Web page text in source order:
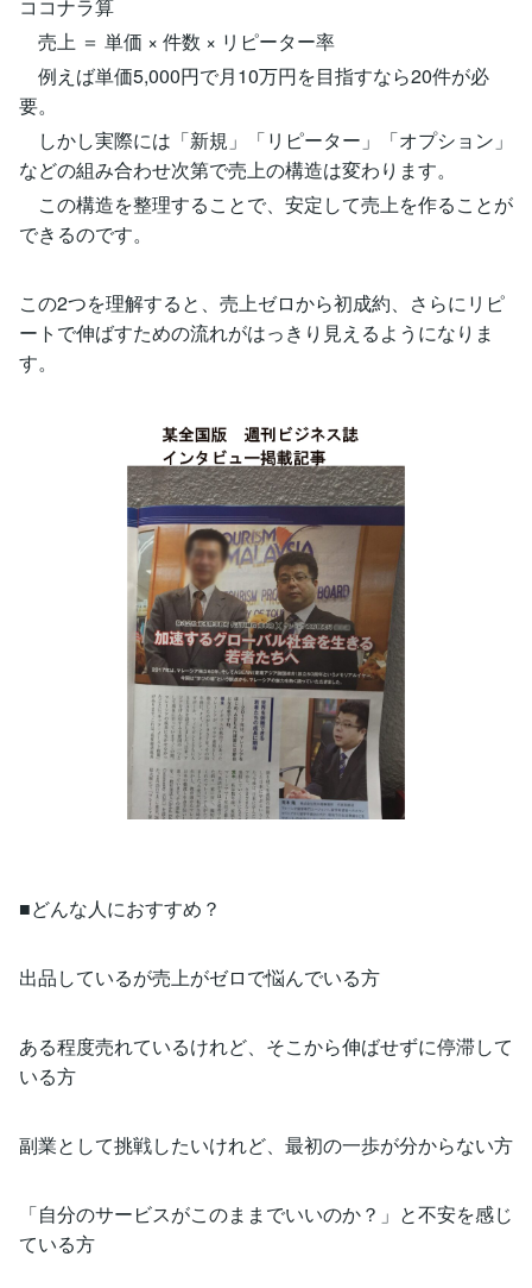
ココナラ算
売上 ＝ 単価 × 件数 × リピーター率
例えば単価5,000円で月10万円を目指すなら20件が必
要。
しかし実際には「新規」「リピーター」「オプション」
などの組み合わせ次第で売上の構造は変わります。
この構造を整理することで、安定して売上を作ることが
できるのです。
この2つを理解すると、売上ゼロから初成約、さらにリピ
ートで伸ばすための流れがはっきり見えるようになりま
す。
■どんな人におすすめ？
出品しているが売上がゼロで悩んでいる方
ある程度売れているけれど、そこから伸ばせずに停滞して
いる方
副業として挑戦したいけれど、最初の一歩が分からない方
「自分のサービスがこのままでいいのか？」と不安を感じ
ている方